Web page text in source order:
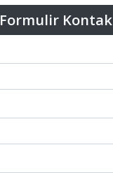
Formulir Kontak